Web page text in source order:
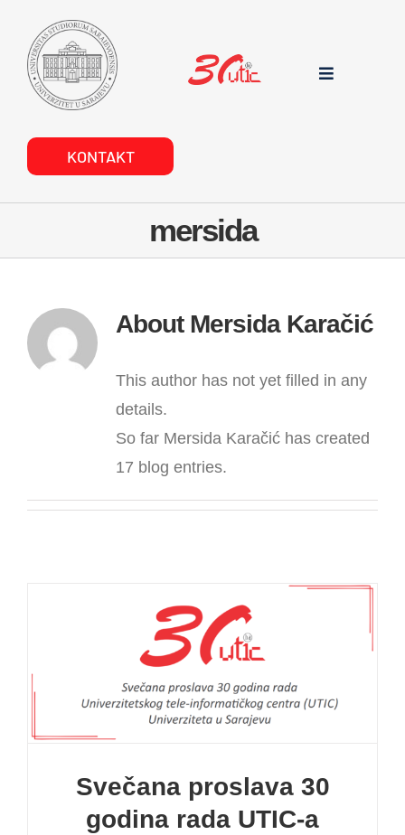
content
Toggle
O NAMA
USLUGE
KONTAKT
mersida
About Mersida Karačić
This author has not yet filled in any
details.
So far Mersida Karačić has created
17 blog entries.
Svečana proslava 30
godina rada UTIC-a